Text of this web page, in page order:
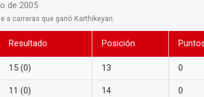
de 2005
a carreras que ganó Karthikeyan.
Resultado Posición
15 (0) 13 0
11 (0) 14 0